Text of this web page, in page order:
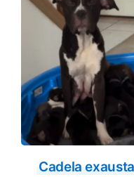
Cadela